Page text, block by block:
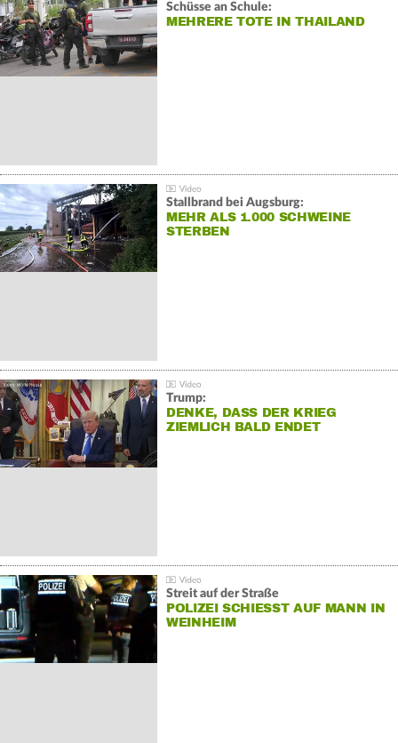
Schüsse an Schule:
MEHRERE TOTE IN THAILAND
Stallbrand bei Augsburg:
MEHR ALS 1.000 SCHWEINE
STERBEN
Trump:
DENKE, DASS DER KRIEG
ZIEMLICH BALD ENDET
Streit auf der Straße
POLIZEI SCHIESST AUF MANN IN W
EINHEIM